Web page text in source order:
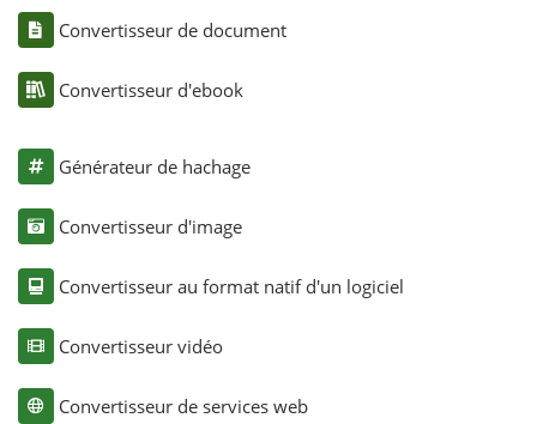
Convertisseur de document
Convertisseur d'ebook
Générateur de hachage
Convertisseur d'image
Convertisseur au format natif d'un logiciel
Convertisseur vidéo
Convertisseur de services web